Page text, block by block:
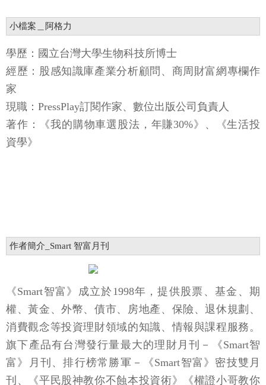
小檔案＿阿格力
學歷：國立台灣大學生物科技所博士
經歷：股感知識庫產業分析顧問、商周財富網專欄作
家
現職：PressPlay訂閱作家、數位出版公司負責人
著作：《我的購物車選股法，年賺30%》、《生活投
資學》
作者簡介_Smart 智富月刊
《Smart智富》成立於1998年，提供股票、基金、期
權、黃金、外幣、債市、房地產、保險、退休規劃、
消費觀念等投資理財領域的知識、情報與課程服務。
旗下產品有台灣發行量最大的理財月刊－《Smart智
富》月刊、排行榜常勝軍－《Smart智富》密技雙月
刊、《平民股神教你不蝕本投資術》《權證小哥教你